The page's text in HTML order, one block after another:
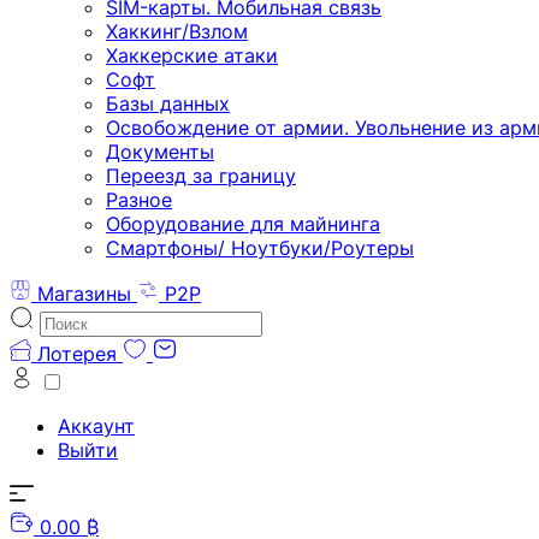
SIM-карты. Мобильная связь
Хаккинг/Взлом
Хаккерские атаки
Софт
Базы данных
Освобождение от армии. Увольнение из
Документы
Переезд за границу
Разное
Оборудование для майнинга
Смартфоны/ Ноутбуки/Роутеры
Магазины
P2P
Лотерея
Аккаунт
Выйти
0.00 ₿